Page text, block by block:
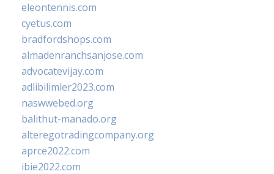
eleontennis.com
cyetus.com
bradfordshops.com
almadenranchsanjose.com
advocatevijay.com
adlibilimler2023.com
naswwebed.org
balithut-manado.org
alteregotradingcompany.org
aprce2022.com
ibie2022.com